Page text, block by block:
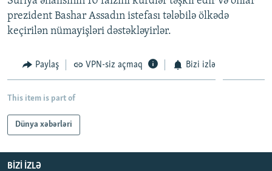
XƏBƏR BÜLLETENLƏRIMIZ
prezident Bashar Assadın istefası tələbilə ölkədə
keçirilən nümayişləri dəstəkləyirlər.
Paylaş VPN-siz açmaq Bizi izlə
This item is part of
Dünya xəbərləri
BIZI IZLƏ